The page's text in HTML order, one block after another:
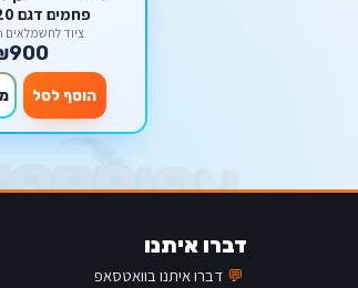
M12
ציוד לחשמלאים scorpion
הוסף לסל
דברו איתנו
💬 דברו איתנו בוואטסאפ